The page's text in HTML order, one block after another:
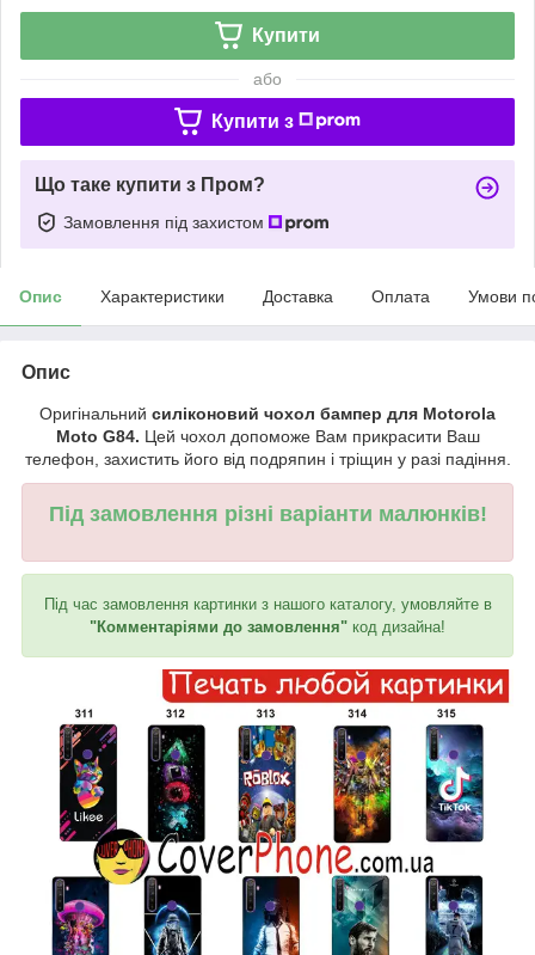
Купити
або
Купити з
Що таке купити з Пром?
Замовлення під захистом
Опис Характеристики Доставка Оплата Умови
Опис
Оригінальний силіконовий чохол бампер для Motorola
Moto G84. Цей чохол допоможе Вам прикрасити Ваш
телефон, захистить його від подряпин і тріщин у разі падіння.
Під замовлення різні варіанти малюнків!
Під час замовлення картинки з нашого каталогу, умовляйте в
"Комментаріями до замовлення" код дизайна!